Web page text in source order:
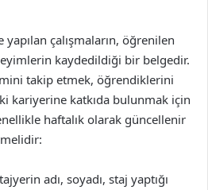
çalışmaların, öğrenilen
kaydedildiği bir belgedir.
takip etmek, öğrendiklerini
kariyerine katkıda bulunmak için
haftalık olarak güncellenir
adı, soyadı, staj yaptığı